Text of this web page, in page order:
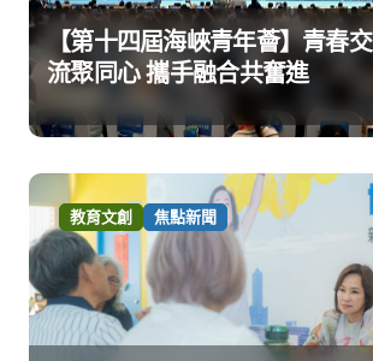
【第十四屆海峽青年薈】青春交
流聚同心 攜手融合共奮進
教育文創 焦點新聞